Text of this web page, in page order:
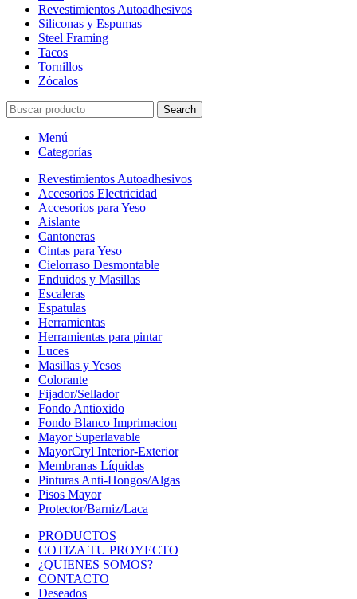
Revestimientos Autoadhesivos
Siliconas y Espumas
Steel Framing
Tacos
Tornillos
Zócalos
Search
Menú
Categorías
Revestimientos Autoadhesivos
Accesorios Electricidad
Accesorios para Yeso
Aislante
Cantoneras
Cintas para Yeso
Cielorraso Desmontable
Enduidos y Masillas
Escaleras
Espatulas
Herramientas
Herramientas para pintar
Luces
Masillas y Yesos
Colorante
Fijador/Sellador
Fondo Antioxido
Fondo Blanco Imprimacion
Mayor Superlavable
MayorCryl Interior-Exterior
Membranas Líquidas
Pinturas Anti-Hongos/Algas
Pisos Mayor
Protector/Barniz/Laca
PRODUCTOS
COTIZA TU PROYECTO
¿QUIENES SOMOS?
CONTACTO
Deseados